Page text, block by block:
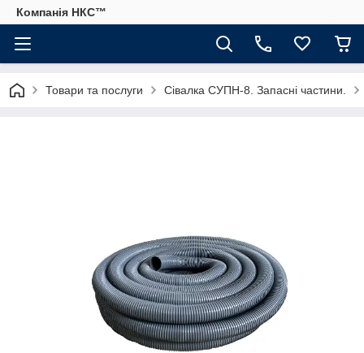
Компанія НКС™
Товари та послуги Сівалка СУПН-8. Запасні частини.